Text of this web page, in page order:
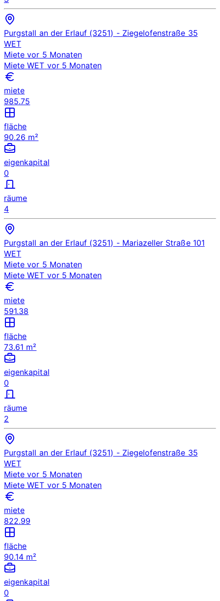
Purgstall an der Erlauf (3251) - Ziegelofenstraße 35
WET
Miete vor 5 Monaten
Miete WET vor 5 Monaten
miete
985.75
fläche
90.26 m²
eigenkapital
0
räume
4
Purgstall an der Erlauf (3251) - Mariazeller Straße 101
WET
Miete vor 5 Monaten
Miete WET vor 5 Monaten
miete
591.38
fläche
73.61 m²
eigenkapital
0
räume
2
Purgstall an der Erlauf (3251) - Ziegelofenstraße 35
WET
Miete vor 5 Monaten
Miete WET vor 5 Monaten
miete
822.99
fläche
90.14 m²
eigenkapital
0